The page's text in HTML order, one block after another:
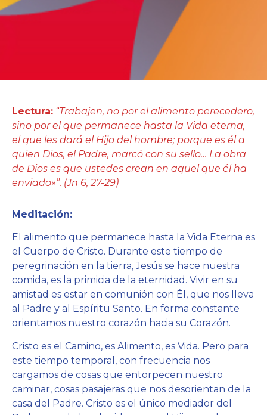
Lectura: “Trabajen, no por el alimento perecedero,
sino por el que permanece hasta la Vida eterna,
el que les dará el Hijo del hombre; porque es él a
quien Dios, el Padre, marcó con su sello… La obra
de Dios es que ustedes crean en aquel que él ha
enviado»”. (Jn 6, 27-29)
Meditación:
El alimento que permanece hasta la Vida Eterna es
el Cuerpo de Cristo. Durante este tiempo de
peregrinación en la tierra, Jesús se hace nuestra
comida, es la primicia de la eternidad. Vivir en su
amistad es estar en comunión con Él, que nos lleva
al Padre y al Espíritu Santo. En forma constante
orientamos nuestro corazón hacia su Corazón.
Cristo es el Camino, es Alimento, es Vida. Pero para
este tiempo temporal, con frecuencia nos
cargamos de cosas que entorpecen nuestro
caminar, cosas pasajeras que nos desorientan de la
casa del Padre. Cristo es el único mediador del